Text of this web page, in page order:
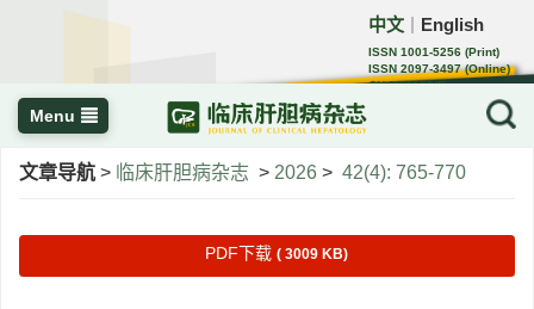
中文 English
ISSN 1001-5256 (Print)
ISSN 2097-3497 (Online)
CN 22-1108/R
Menu
文章导航 > 临床肝胆病杂志 > 2026 > 42(4): 765-770
PDF下载 ( 3009 KB)